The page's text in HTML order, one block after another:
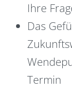
Ihre
Das
Termin